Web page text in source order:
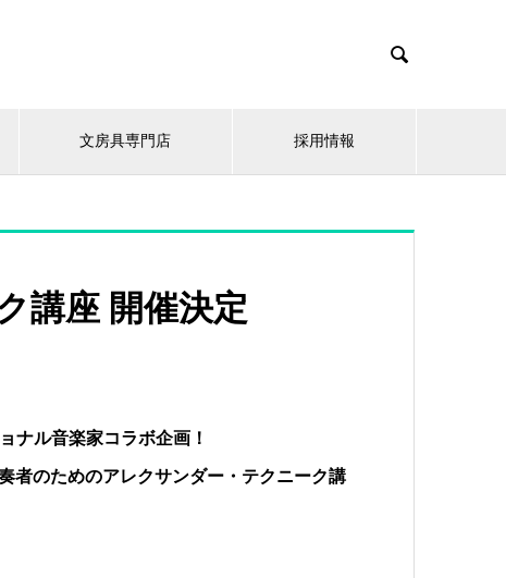

文房具専門店 採用情報
講座 開催決定
ナル音楽家コラボ企画！
者のためのアレクサンダー・テクニーク講